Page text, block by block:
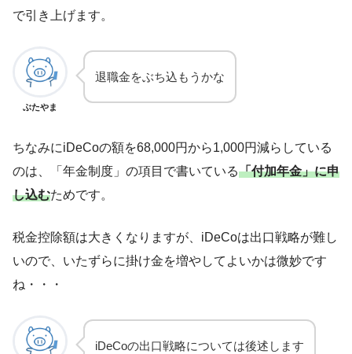
で引き上げます。
ぶたやま
退職金をぶち込もうかな
ちなみにiDeCoの額を68,000円から1,000円減らしている
のは、「年金制度」の項目で書いている「付加年金」に申
し込むためです。
税金控除額は大きくなりますが、iDeCoは出口戦略が難し
いので、いたずらに掛け金を増やしてよいかは微妙です
ね・・・
iDeCoの出口戦略については後述します